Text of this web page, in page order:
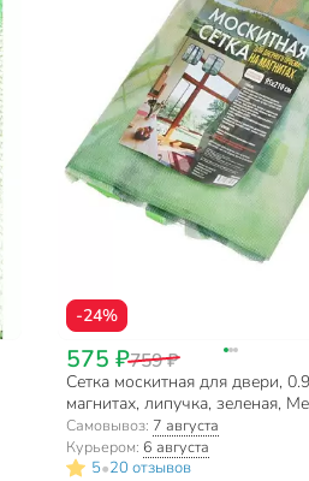
-24%
575 ₽759 ₽
Сетка москитная для двери,
магнитах, липучка, зеленая,
YTMN004
Самовывоз: 7 августа
Курьером: 6 августа
5•20 отзывов